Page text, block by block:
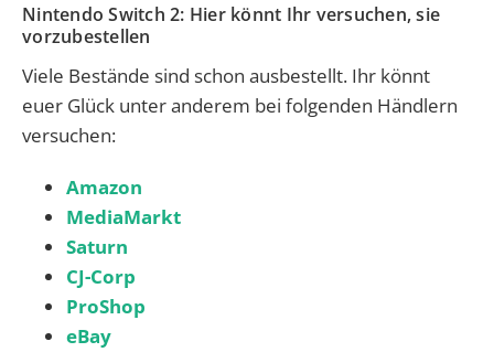
Nintendo Switch 2: Hier könnt Ihr versuchen, sie
vorzubestellen
Viele Bestände sind schon ausbestellt. Ihr könnt
euer Glück unter anderem bei folgenden Händlern
versuchen:
Amazon
MediaMarkt
Saturn
CJ-Corp
ProShop
eBay